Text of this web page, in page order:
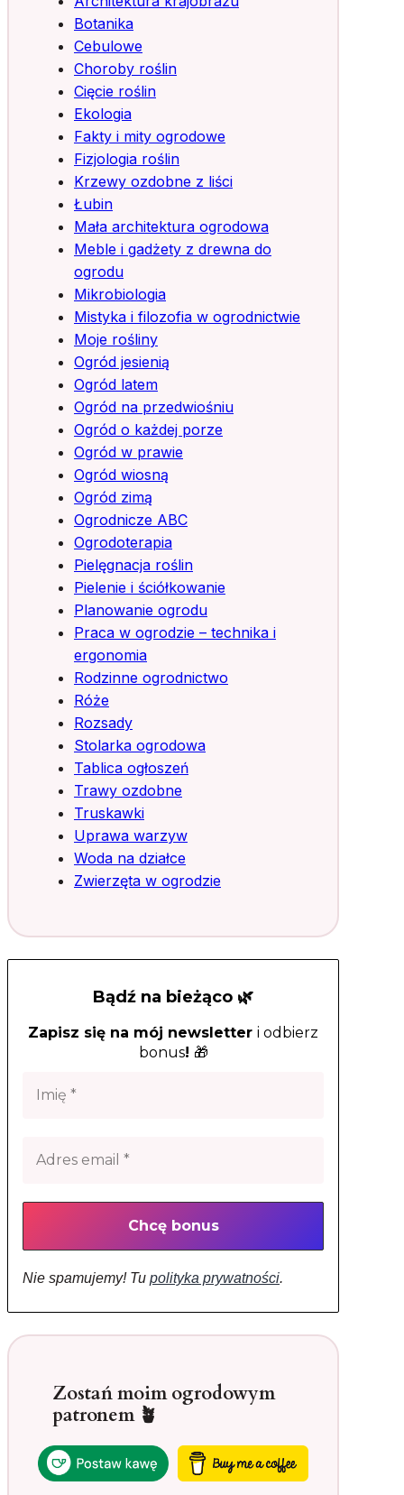
Botanika
Cebulowe
Choroby roślin
Cięcie roślin
Ekologia
Fakty i mity ogrodowe
Fizjologia roślin
Krzewy ozdobne z liści
Łubin
Mała architektura ogrodowa
Meble i gadżety z drewna do
ogrodu
Mikrobiologia
Mistyka i filozofia w ogrodnictwie
Moje rośliny
Ogród jesienią
Ogród latem
Ogród na przedwiośniu
Ogród o każdej porze
Ogród w prawie
Ogród wiosną
Ogród zimą
Ogrodnicze ABC
Ogrodoterapia
Pielęgnacja roślin
Pielenie i ściółkowanie
Planowanie ogrodu
Praca w ogrodzie – technika i
ergonomia
Rodzinne ogrodnictwo
Róże
Rozsady
Stolarka ogrodowa
Tablica ogłoszeń
Trawy ozdobne
Truskawki
Uprawa warzyw
Woda na działce
Zwierzęta w ogrodzie
Bądź na bieżąco 🌿
Zapisz się na mój newsletter i odbierz
bonus! 🎁
Nie spamujemy! Tu polityka prywatności.
Zostań moim ogrodowym
patronem 🪴